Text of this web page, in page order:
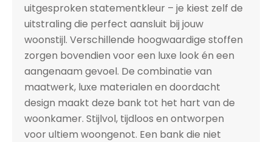
uitgesproken statementkleur – je kiest zelf de
uitstraling die perfect aansluit bij jouw
woonstijl. Verschillende hoogwaardige stoffen
zorgen bovendien voor een luxe look én een
aangenaam gevoel. De combinatie van
maatwerk, luxe materialen en doordacht
design maakt deze bank tot het hart van de
woonkamer. Stijlvol, tijdloos en ontworpen
voor ultiem woongenot. Een bank die niet